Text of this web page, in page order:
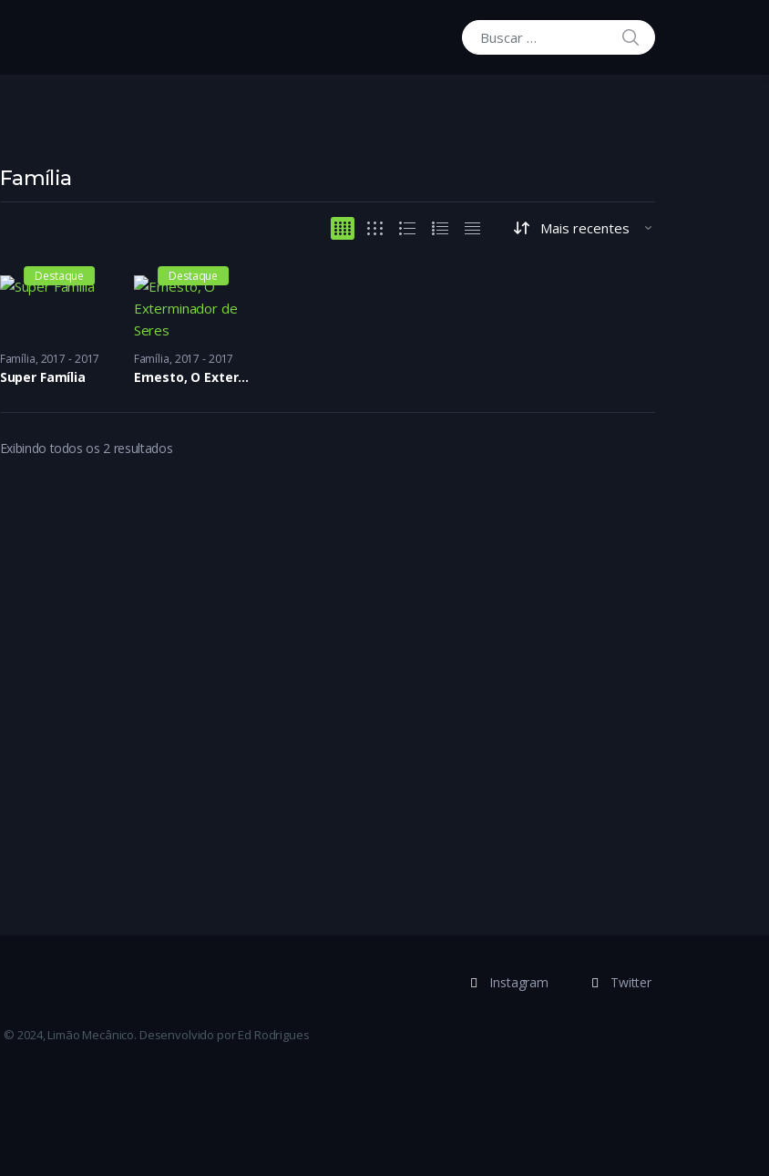
Buscar por:
BUSCAR
Família
Destaque
Família 2017 - 2017
Super Família
Destaque
Família 2017 - 2017
Ernesto, O Exterminador de Seres Monstruosos (E Outras Porcarias)
Exibindo todos os 2 resultados
Instagram Twitter
© 2024, Limão Mecânico. Desenvolvido por Ed Rodrigues